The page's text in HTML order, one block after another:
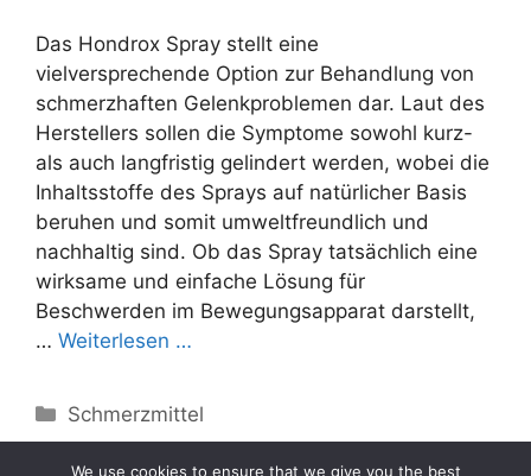
Das Hondrox Spray stellt eine
vielversprechende Option zur Behandlung von
schmerzhaften Gelenkproblemen dar. Laut des
Herstellers sollen die Symptome sowohl kurz-
als auch langfristig gelindert werden, wobei die
Inhaltsstoffe des Sprays auf natürlicher Basis
beruhen und somit umweltfreundlich und
nachhaltig sind. Ob das Spray tatsächlich eine
wirksame und einfache Lösung für
Beschwerden im Bewegungsapparat darstellt,
… Weiterlesen …
Categories
Schmerzmittel
We use cookies to ensure that we give you the best